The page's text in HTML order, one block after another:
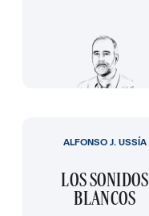
LOS SONIDOS
BLANCOS
ALFONSO J. USSÍA